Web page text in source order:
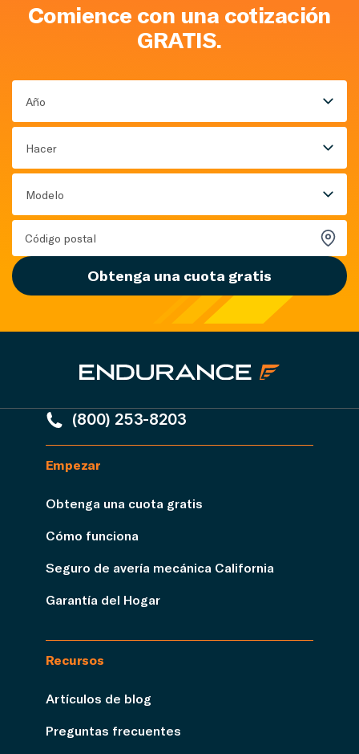
Comience con una cotización
GRATIS.
Año
Hacer
Modelo
Obtenga una cuota gratis
(800) 253-8203
Empezar
Obtenga una cuota gratis
Cómo funciona
Seguro de avería mecánica California
Garantía del Hogar
Recursos
Artículos de blog
Preguntas frecuentes